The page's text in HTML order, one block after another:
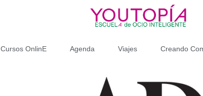
Cursos OnlinE Agenda Viajes Creando